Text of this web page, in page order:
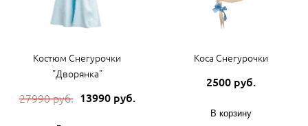
Костюм Снегурочки
"Дворянка"
27990 руб. 13990 руб.
Коса Снегурочки
2500 руб.
В корзину